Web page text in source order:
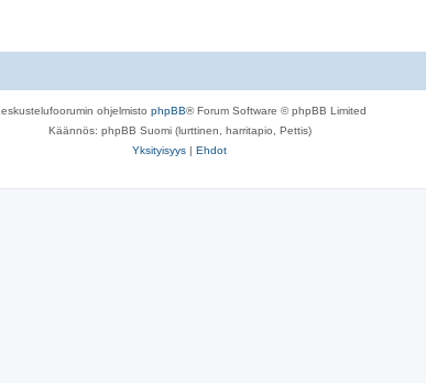
ohjelmisto phpBB® Forum Software © phpBB Limited
Käännös: phpBB Suomi (lurttinen, harritapio, Pettis)
Yksityisyys | Ehdot